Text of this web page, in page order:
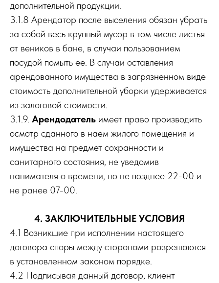
дополнительной продукции.
3.1.8 Арендатор после выселения обязан убрать
за собой весь крупный мусор в том числе листья
от веников в бане, в случаи пользованием
посудой помыть ее. В случаи оставления
арендованного имущества в загрязненном виде
стоимость дополнительной уборки удерживается
из залоговой стоимости.
3.1.9. Арендодатель имеет право производить
осмотр сданного в наем жилого помещения и
имущества на предмет сохранности и
санитарного состояния, не уведомив
нанимателя о времени, но не позднее 22-00 и
не ранее 07-00.
4. ЗАКЛЮЧИТЕЛЬНЫЕ УСЛОВИЯ
4.1 Возникшие при исполнении настоящего
договора споры между сторонами разрешаются
в установленном законом порядке.
4.2 Подписывая данный договор, клиент